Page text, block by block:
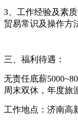
3、工作经验及素
贸易常识及操作方
三、福利待遇：
无责任底薪
周末双休，年度旅
工作地点：济南高